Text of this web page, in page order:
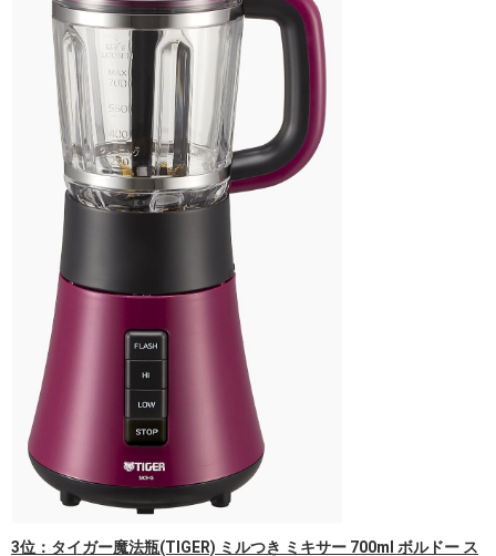
3位：タイガー魔法瓶(TIGER) ミルつき ミキサー 700ml ボルドー ス